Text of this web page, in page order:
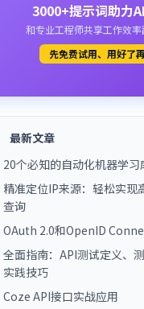
3000+提示词助力
和专业工程师共享工作效
先免费试用、用好了
最新文章
20个必知的自动化机器学习
精准定位IP来源：轻松实现
查询
OAuth 2.0和OpenID
全面指南：API测试定义、
实践技巧
Coze API接口实战应用